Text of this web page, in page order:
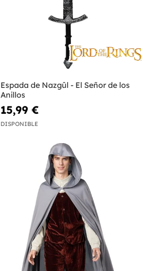
Espada de Nazgûl - El Señor de los
Anillos
15,99 €
DISPONIBLE